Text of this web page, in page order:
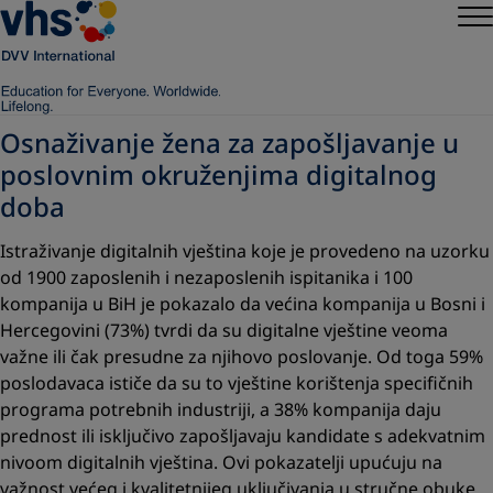
Osnaživanje žena za zapošljavanje u
poslovnim okruženjima digitalnog
doba
Istraživanje digitalnih vještina koje je provedeno na uzorku
od 1900 zaposlenih i nezaposlenih ispitanika i 100
kompanija u BiH je pokazalo da većina kompanija u Bosni i
Hercegovini (73%) tvrdi da su digitalne vještine veoma
važne ili čak presudne za njihovo poslovanje. Od toga 59%
poslodavaca ističe da su to vještine korištenja specifičnih
programa potrebnih industriji, a 38% kompanija daju
prednost ili isključivo zapošljavaju kandidate s adekvatnim
nivoom digitalnih vještina. Ovi pokazatelji upućuju na